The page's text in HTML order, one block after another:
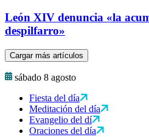
León XIV denuncia «la
despilfarro»
Cargar más artículos
sábado 8 agosto
Fiesta del día
Meditación del día
Evangelio del dí
Oraciones del día